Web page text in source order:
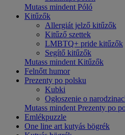
Mutass mindent Póló
Kitűzők
Allergiát jelző kitűzők
Kitűző szettek
LMBTQ+ pride kitűzők
Segítő kitűzők
Mutass mindent Kitűzők
Felnőtt humor
Prezenty po polsku
Kubki
Ogłoszenie o
Mutass mindent Prezenty po
Emlékpuzzle
One line art kutyás bögrék